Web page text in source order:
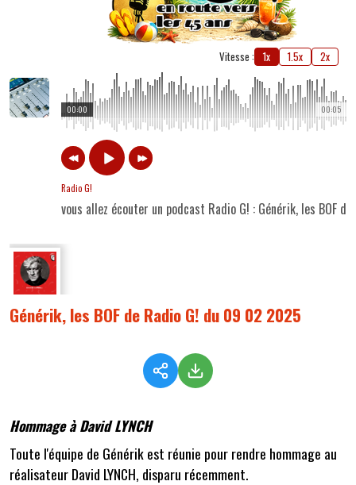
Vitesse : 1x 1.5x 2x
00:05
00:00
Radio G!
vous allez écouter un podcast Radio G! : Générik, les BOF
Générik, les BOF de Radio G! du 09 02 2025
Hommage à David LYNCH
Toute l'équipe de Générik est réunie pour rendre hommage au
réalisateur David LYNCH, disparu récemment.